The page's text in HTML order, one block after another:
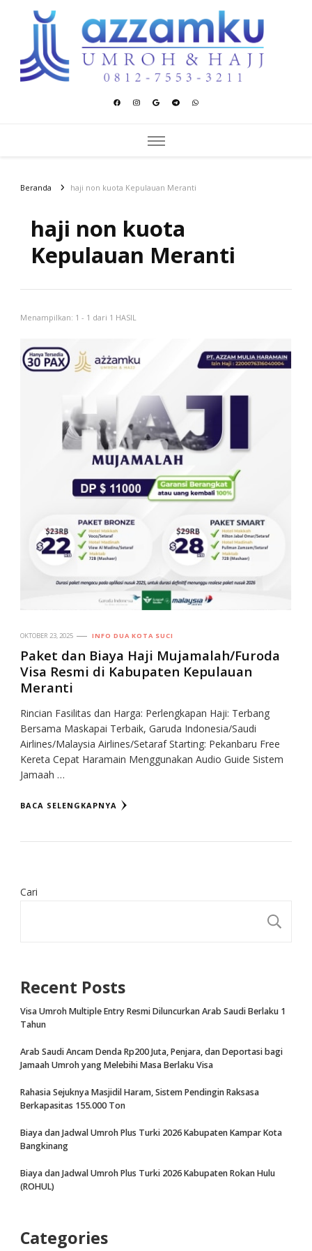
Azzamku Umroh dan Hajj
Beranda haji non kuota Kepulauan Meranti
haji non kuota
Kepulauan Meranti
Menampilkan: 1 - 1 dari 1 HASIL
OKTOBER 23, 2025 INFO DUA KOTA SUCI
Paket dan Biaya Haji Mujamalah/Furoda
Visa Resmi di Kabupaten Kepulauan
Meranti
Rincian Fasilitas dan Harga: Perlengkapan Haji: Terbang
Bersama Maskapai Terbaik, Garuda Indonesia/Saudi
Airlines/Malaysia Airlines/Setaraf Starting: Pekanbaru Free
Kereta Cepat Haramain Menggunakan Audio Guide Sistem
Jamaah …
BACA SELENGKAPNYA
Cari
Recent Posts
Visa Umroh Multiple Entry Resmi Diluncurkan Arab Saudi Berlaku 1
Tahun
Arab Saudi Ancam Denda Rp200 Juta, Penjara, dan Deportasi bagi
Jamaah Umroh yang Melebihi Masa Berlaku Visa
Rahasia Sejuknya Masjidil Haram, Sistem Pendingin Raksasa
Berkapasitas 155.000 Ton
Biaya dan Jadwal Umroh Plus Turki 2026 Kabupaten Kampar Kota
Bangkinang
Biaya dan Jadwal Umroh Plus Turki 2026 Kabupaten Rokan Hulu
(ROHUL)
Categories